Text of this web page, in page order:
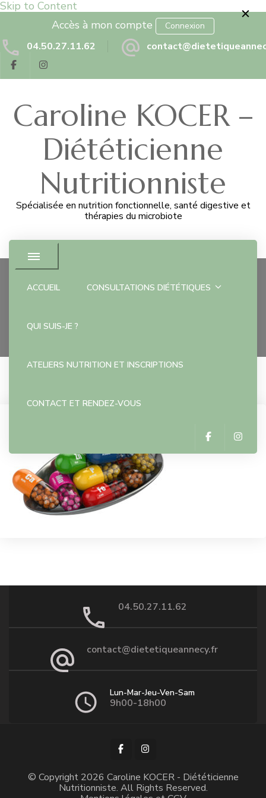
Skip to Content
Accès à mon compte
Connexion
04.50.27.11.62
Caroline KOCER –
Diététicienne
Nutritionniste
Spécialisée en nutrition fonctionnelle, santé digestive et
thérapies du microbiote
ACCUEIL CONSULTATIONS DIÉTÉTIQUES
QUI SUIS-JE ?
ATELIERS NUTRITION ET INSCRIPTIONS
CONTACT ET RENDEZ-VOUS
04.50.27.11.62
contact@dietetiqueannecy.fr
Lun-Mar-Jeu-Ven-Sam
9h00-18h00
© Copyright 2026 Caroline KOCER - Diététicienne
Nutritionniste. All Rights Reserved.